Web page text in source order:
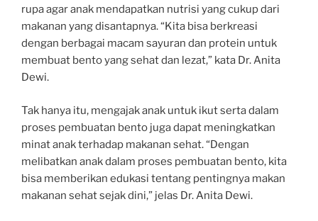
rupa agar anak mendapatkan nutrisi yang cukup dari
makanan yang disantapnya. “Kita bisa berkreasi
dengan berbagai macam sayuran dan protein untuk
membuat bento yang sehat dan lezat,” kata Dr. Anita
Dewi.
Tak hanya itu, mengajak anak untuk ikut serta dalam
proses pembuatan bento juga dapat meningkatkan
minat anak terhadap makanan sehat. “Dengan
melibatkan anak dalam proses pembuatan bento, kita
bisa memberikan edukasi tentang pentingnya makan
makanan sehat sejak dini,” jelas Dr. Anita Dewi.